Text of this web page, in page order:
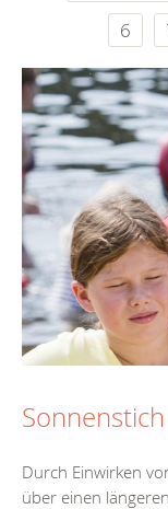
6
Sonnenstich
Durch Einwirken
über einen